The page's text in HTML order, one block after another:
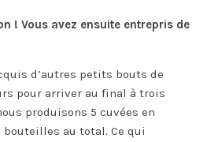
! Vous avez ensuite entrepris de
d’autres petits bouts de
pour arriver au final à trois
produisons 5 cuvées en
bouteilles au total. Ce qui